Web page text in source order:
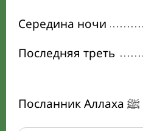
Середина ночи
Последняя треть